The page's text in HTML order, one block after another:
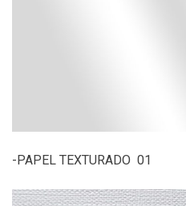
-PAPEL TEXTURADO 01